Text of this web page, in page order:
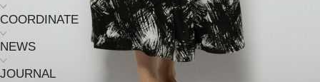
COORDINATE
NEWS
JOURNAL